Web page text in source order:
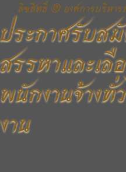
ลิขสิทธิ์ © องค์การบริหาร
ประกาศรับส
สรรหาและเลื
พนักงานจ้าง
งาน